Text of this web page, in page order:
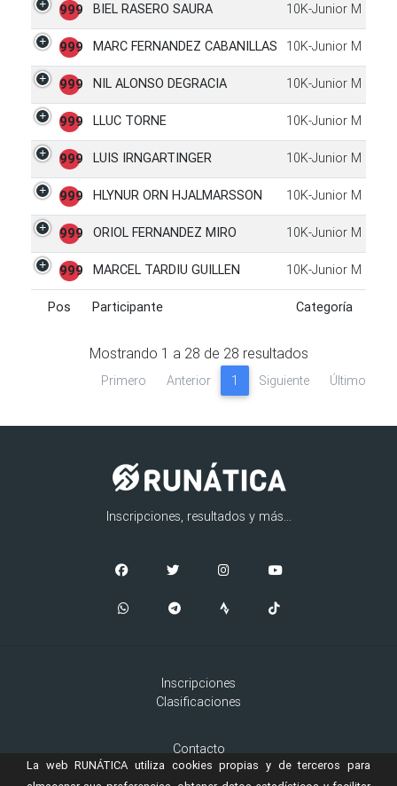
Pos Participante Categoría
999 BIEL RASERO SAURA 10K-Junior M
999 MARC FERNANDEZ CABANILLAS 10K-Junior M
999 NIL ALONSO DEGRACIA 10K-Junior M
999 LLUC TORNE 10K-Junior M
999 LUIS IRNGARTINGER 10K-Junior M
999 HLYNUR ORN HJALMARSSON 10K-Junior M
999 ORIOL FERNANDEZ MIRO 10K-Junior M
999 MARCEL TARDIU GUILLEN 10K-Junior M
Pos Participante Categoría
Mostrando 1 a 28 de 28 resultados
Primero Anterior 1 Siguiente Último
Inscripciones, resultados y más...
Inscripciones
Clasificaciones
Contacto
Aviso Legal
La web RUNÁTICA utiliza cookies propias y de terceros para